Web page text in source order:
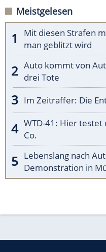
Meistgelesen
Mit diesen Strafen
man geblitzt wird
Auto kommt von
drei Tote
Im Zeitraffer: Die
WTD-41: Hier testet
Co.
Lebenslang nach
Demonstration in